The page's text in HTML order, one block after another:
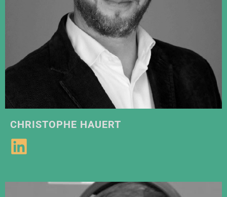
CHRISTOPHE HAUERT